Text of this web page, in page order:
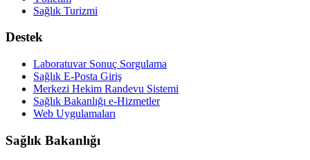
Sağlık Turizmi
Destek
Laboratuvar Sonuç Sorgulama
Sağlık E-Posta Giriş
Merkezi Hekim Randevu Sistemi
Sağlık Bakanlığı e-Hizmetler
Web Uygulamaları
Sağlık Bakanlığı